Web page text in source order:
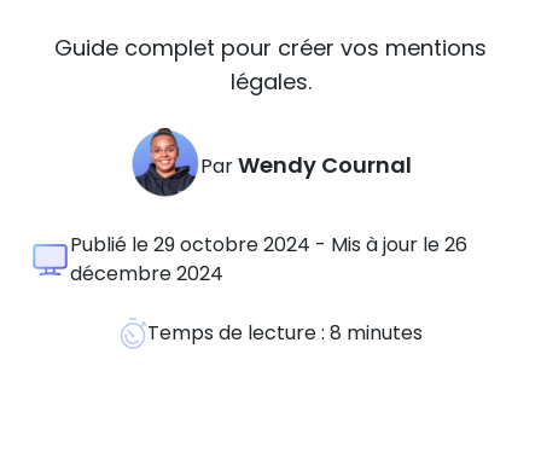
Guide complet pour créer vos mentions
légales.
ParWendy Cournal
Publié le 29 octobre 2024 - Mis à jour le 26
décembre 2024
Temps de lecture : 8 minutes